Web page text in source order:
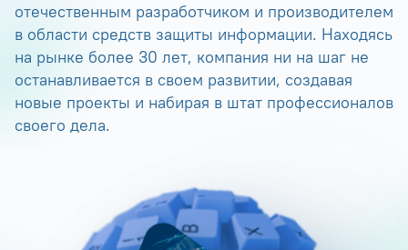
отечественным разработчиком и производителем
в области средств защиты информации. Находясь
на рынке более 30 лет, компания ни на шаг не
останавливается в своем развитии, создавая
новые проекты и набирая в штат профессионалов
своего дела.